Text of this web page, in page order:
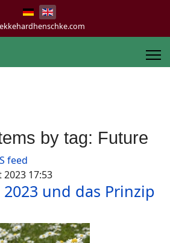
by tag: Future
feed
17:53
und das Prinzip